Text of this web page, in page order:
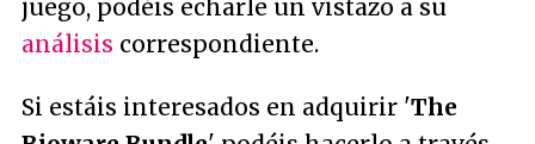
juego, podéis echarle un vistazo a su
análisis correspondiente.
Si estáis interesados en adquirir 'The